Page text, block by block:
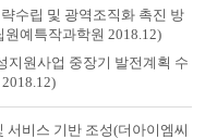
수립 및 광역조직화 촉진 방
예특작과학원 2018.12)
지원사업 중장기 발전계획 수
서비스 기반 조성(더아이엠씨